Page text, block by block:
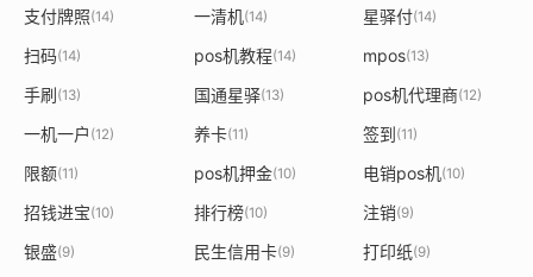
支付牌照(14) 一清机(14) 星驿付(14)
扫码(14) pos机教程(14) mpos(13)
手刷(13) 国通星驿(13) pos机代理商(12)
一机一户 (12) 养卡(11) 签到(11)
限额(11) pos机押金(10) 电销pos机(10)
招钱进宝(10) 排行榜(10) 注销(9)
银盛(9) 民生信用卡(9) 打印纸(9)